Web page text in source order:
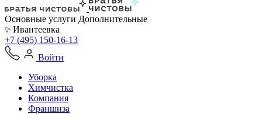
Основные услуги Дополнительные
Ивантеевка
+7 (495) 150-16-13
Войти
Уборка
Химчистка
Компания
Франшиза